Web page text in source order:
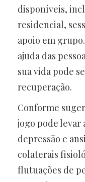
disponíveis,
residencial,
apoio em
ajuda das
sua vida pode
recuperação.
Conforme
jogo pode levar
depressão e
colaterais
flutuações de